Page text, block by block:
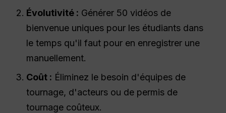
Évolutivité : Générer 50 vidéos de
bienvenue uniques pour les étudiants dans
le temps qu'il faut pour en enregistrer une
manuellement.
Coût : Éliminez le besoin d'équipes de
tournage, d'acteurs ou de permis de
tournage coûteux.